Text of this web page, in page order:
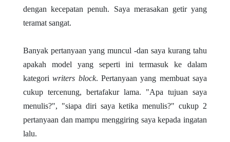
dengan kecepatan penuh. Saya merasakan getir yang
teramat sangat.
Banyak pertanyaan yang muncul -dan saya kurang tahu
apakah model yang seperti ini termasuk ke dalam
kategoriwriters block. Pertanyaan yang membuat saya
cukup tercenung, bertafakur lama. "Apa tujuan saya
menulis?", "siapa diri saya ketika menulis?" cukup 2
pertanyaan dan mampu menggiring saya kepada ingatan
lalu.